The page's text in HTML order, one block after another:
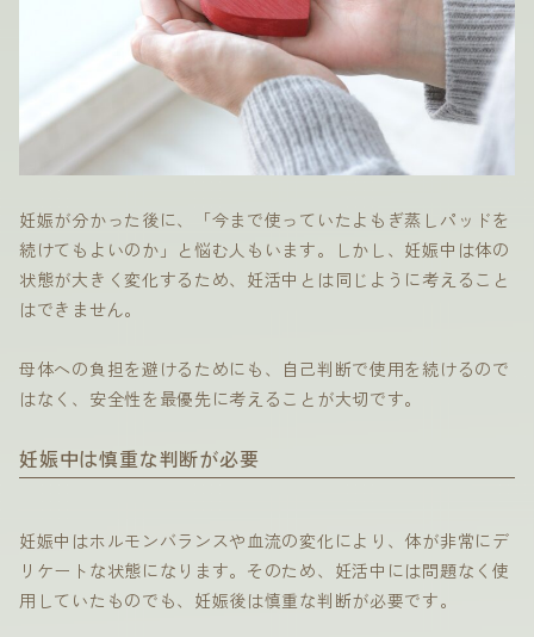
妊娠が分かった後に、「今まで使っていたよもぎ蒸しパッドを
続けてもよいのか」と悩む人もいます。しかし、妊娠中は体の
状態が大きく変化するため、妊活中とは同じように考えること
はできません。
母体への負担を避けるためにも、自己判断で使用を続けるので
はなく、安全性を最優先に考えることが大切です。
妊娠中は慎重な判断が必要
妊娠中はホルモンバランスや血流の変化により、体が非常にデ
リケートな状態になります。そのため、妊活中には問題なく使
用していたものでも、妊娠後は慎重な判断が必要です。